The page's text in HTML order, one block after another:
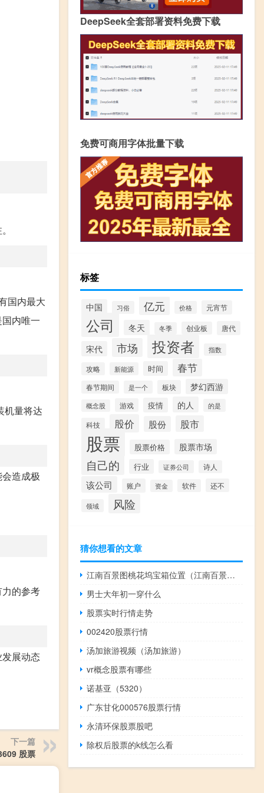
国内最大
内唯一
机量将达
造成极
的参考
展动态
下一篇
股票
DeepSeek全套部署资料免费下载
免费可商用字体批量下载
标签
中国 习俗 亿元 价格 元宵节
公司 冬天 冬季 创业板 唐代
宋代 市场 投资者 指数
攻略 新能源 时间 春节
春节期间 是一个 板块 梦幻西游
概念股 游戏 疫情 的人 的是
科技 股价 股份 股市
股票 股票价格 股票市场
自己的 行业 证券公司 诗人
该公司 账户 资金 软件 还不
领域 风险
猜你想看的文章
江南百景图桃花坞宝箱位置（江南百景图桃花坞宝箱）
男士大年初一穿什么
股票实时行情走势
002420股票行情
汤加旅游视频（汤加旅游）
vr概念股票有哪些
诺基亚（5320）
广东甘化000576股票行情
永清环保股票股吧
除权后股票的k线怎么看